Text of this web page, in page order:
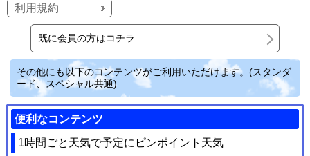
利用規約
既に会員の方はコチラ
その他にも以下のコンテンツがご利用いただけます。(スタンダ
ード、スペシャル共通)
便利なコンテンツ
1時間ごと天気で予定にピンポイント天気